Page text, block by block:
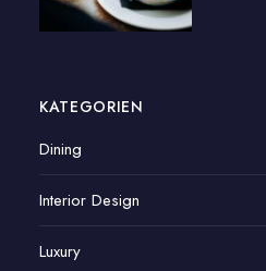
KATEGORIEN
Dining
Interior Design
Luxury